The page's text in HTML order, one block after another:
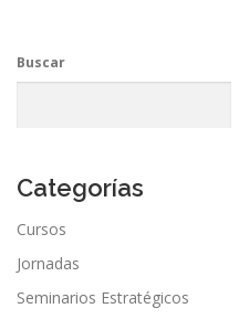
Buscar
Categorías
Cursos
Jornadas
Seminarios Estratégicos